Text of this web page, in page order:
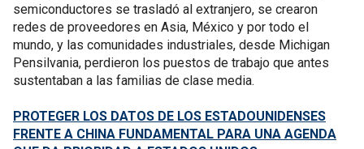
semiconductores se trasladó al extranjero, se crearon
redes de proveedores en Asia, México y por todo el
mundo, y las comunidades industriales, desde Michigan
Pensilvania, perdieron los puestos de trabajo que antes
sustentaban a las familias de clase media.
PROTEGER LOS DATOS DE LOS ESTADOUNIDENSES
FRENTE A CHINA FUNDAMENTAL PARA UNA AGENDA